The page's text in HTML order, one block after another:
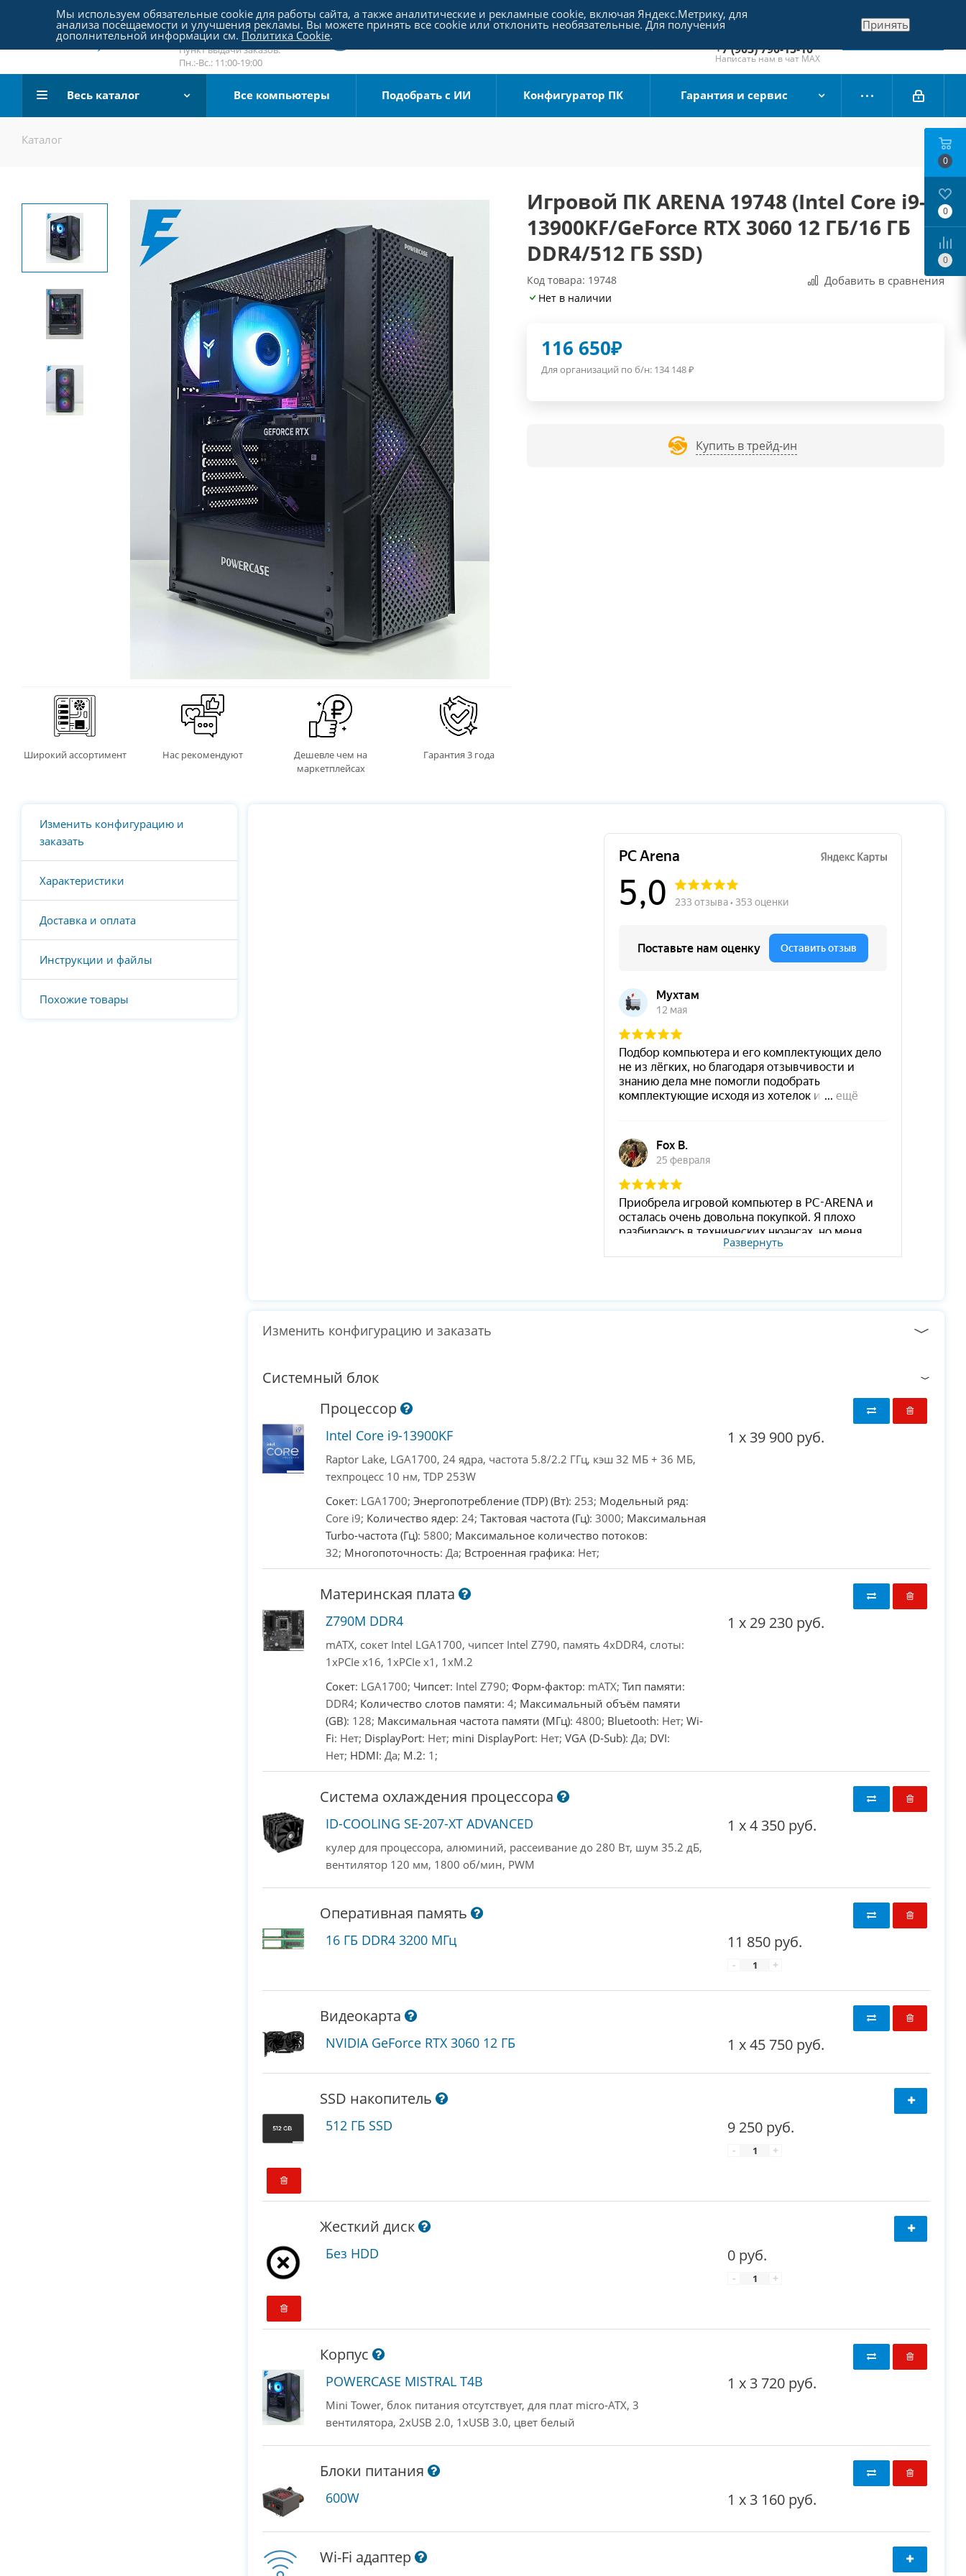
Пятницкое шоссе 18, пав. 267
email:sale@pc-arena.ru
Пн.:-Вс.: 10:00-20:00
Пункт выдачи заказов:
Пн.:-Вс.: 11:00-19:00
+7 (495) 790-15-10
Отдел продаж
+7 (903) 790-15-10
Написать нам в чат MAX
Заказать звонок
Весь каталог Все компьютеры Подобрать с ИИ Конфигуратор ПК Гарантия и сервис
Каталог
Широкий ассортимент Нас рекомендуют
Дешевле чем на
маркетплейсах
Гарантия 3 года
Игровой ПК ARENA 19748 (Intel Core i9-
13900KF/GeForce RTX 3060 12 ГБ/16 ГБ
DDR4/512 ГБ SSD)
Код товара: 19748 Добавить в сравнения
Нет в наличии
116 650₽
Для организаций по б/н: 134 148₽
Купить в трейд-ин
Изменить конфигурацию и
заказать
Характеристики
Доставка и оплата
Инструкции и файлы
Похожие товары
Развернуть
Изменить конфигурацию и заказать
Системный блок
Процессор
Intel Core i9-13900KF
Raptor Lake, LGA1700, 24 ядра, частота 5.8/2.2 ГГц, кэш 32 МБ + 36 МБ,
техпроцесс 10 нм, TDP 253W
Сокет: LGA1700; Энергопотребление (TDP) (Вт): 253; Модельный ряд:
Core i9; Количество ядер: 24; Тактовая частота (Гц): 3000; Максимальная
Turbo-частота (Гц): 5800; Максимальное количество потоков:
32; Многопоточность: Да; Встроенная графика: Нет;
1 x 39 900 руб.
Материнская плата
Z790M DDR4
mATX, сокет Intel LGA1700, чипсет Intel Z790, память 4xDDR4, слоты:
1xPCIe x16, 1xPCIe x1, 1xM.2
Сокет: LGA1700; Чипсет: Intel Z790; Форм-фактор: mATX; Тип памяти:
DDR4; Количество слотов памяти: 4; Максимальный объём памяти
(GB): 128; Максимальная частота памяти (МГц): 4800; Bluetooth: Нет; Wi-
Fi: Нет; DisplayPort: Нет; mini DisplayPort: Нет; VGA (D-Sub): Да; DVI:
Нет; HDMI: Да; M.2: 1;
1 x 29 230 руб.
Система охлаждения процессора
ID-COOLING SE-207-XT ADVANCED
кулер для процессора, алюминий, рассеивание до 280 Вт, шум 35.2 дБ,
вентилятор 120 мм, 1800 об/мин, PWM
1 x4 350 руб.
Оперативная память
16 ГБ DDR4 3200 МГц 11 850 руб.
- +
Видеокарта
NVIDIA GeForce RTX 3060 12 ГБ 1 x45 750 руб.
SSD накопитель
512 ГБ SSD 9 250 руб.
- +
Жесткий диск
Без HDD 0 руб.
- +
Корпус
POWERCASE MISTRAL T4B
Mini Tower, блок питания отсутствует, для плат micro-ATX, 3
вентилятора, 2xUSB 2.0, 1xUSB 3.0, цвет белый
1 x 3 720 руб.
Блоки питания
600W 1 x 3 160 руб.
Wi-Fi адаптер
0
0
0
Мы используем обязательные cookie для работы сайта, а также аналитические и рекламные cookie, включая Яндекс.Метрику, для
анализа посещаемости и улучшения рекламы. Вы можете принять все cookie или отклонить необязательные. Для получения
дополнительной информации см. Политика Cookie.
Принять